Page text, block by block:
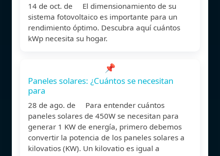
14 de oct. de El dimensionamiento de su
sistema fotovoltaico es importante para un
rendimiento óptimo. Descubra aquí cuántos
kWp necesita su hogar.
📌
Paneles solares: ¿Cuántos se necesitan
para
28 de ago. de Para entender cuántos
paneles solares de 450W se necesitan para
generar 1 KW de energía, primero debemos
convertir la potencia de los paneles solares a
kilovatios (KW). Un kilovatio es igual a